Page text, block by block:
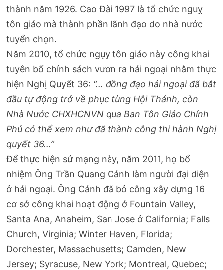
thành năm 1926. Cao Đài 1997 là tổ chức nguỵ
tôn giáo mà thành phần lãnh đạo do nhà nước
tuyển chọn.
Năm 2010, tổ chức ngụy tôn giáo này công khai
tuyên bố chính sách vươn ra hải ngoại nhằm thực
hiện Nghị Quyết 36: “… đồng đạo hải ngoại đã bắt
đầu tự động trở về phục tùng Hội Thánh, còn
Nhà Nước CHXHCNVN qua Ban Tôn Giáo Chính
Phủ có thể xem như đã thành công thi hành Nghị
quyết 36…”
Để thực hiện sứ mạng này, năm 2011, họ bổ
nhiệm Ông Trần Quang Cảnh làm người đại diện
ở hải ngoại. Ông Cảnh đã bỏ công xây dựng 16
cơ sở công khai hoạt động ở Fountain Valley,
Santa Ana, Anaheim, San Jose ở California; Falls
Church, Virginia; Winter Haven, Florida;
Dorchester, Massachusetts; Camden, New
Jersey; Syracuse, New York; Montreal, Quebec;